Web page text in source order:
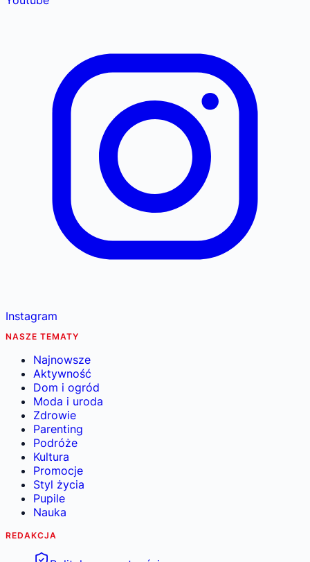
Instagram
NASZE TEMATY
Najnowsze
Aktywność
Dom i ogród
Moda i uroda
Zdrowie
Parenting
Podróże
Kultura
Promocje
Styl życia
Pupile
Nauka
REDAKCJA